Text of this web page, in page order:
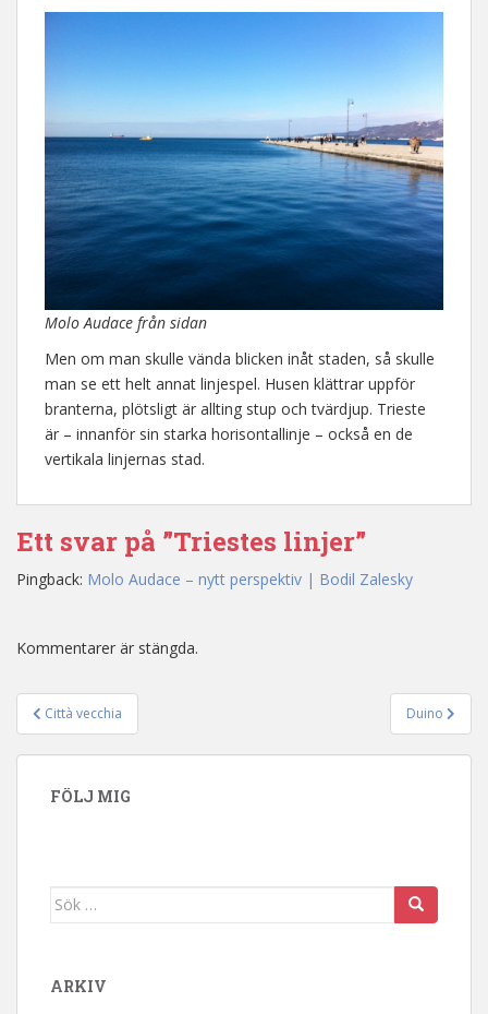
Molo Audace från sidan
Men om man skulle vända blicken inåt staden, så skulle
man se ett helt annat linjespel. Husen klättrar uppför
branterna, plötsligt är allting stup och tvärdjup. Trieste
är – innanför sin starka horisontallinje – också en de
vertikala linjernas stad.
Ett svar på ”Triestes linjer”
Pingback: Molo Audace – nytt perspektiv | Bodil Zalesky
Kommentarer är stängda.
Inläggsnavigering
Città vecchia Duino
FÖLJ MIG
Sök efter:
ARKIV